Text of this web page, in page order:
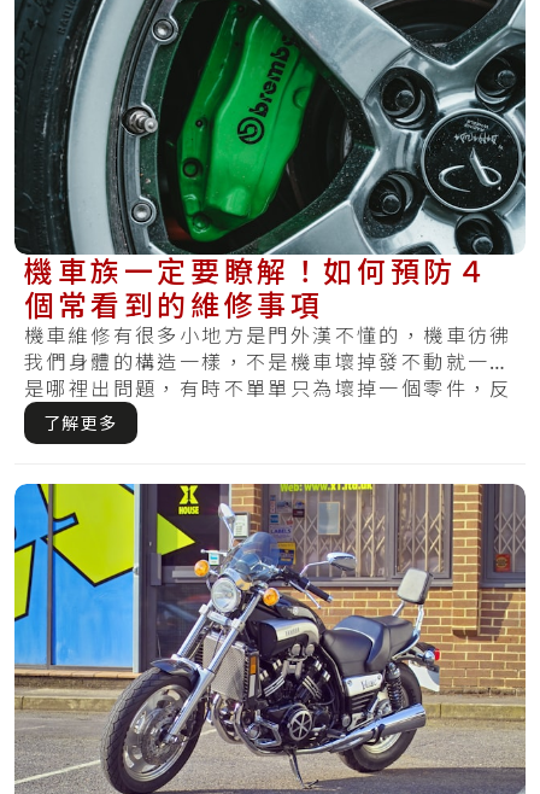
機車族一定要瞭解！如何預防４
個常看到的維修事項
機車維修有很多小地方是門外漢不懂的，機車彷彿
我們身體的構造一樣，不是機車壞掉發不動就一定
是哪裡出問題，有時不單單只為壞掉一個零件，反
而需.....
了解更多